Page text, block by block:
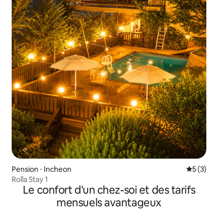
Pension ⋅ Incheon
5 (3)
Rolla Stay 1
Le confort d'un chez-soi et des tarifs
mensuels avantageux